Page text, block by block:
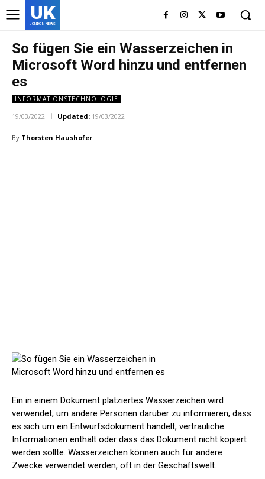
UK
LONDON NEWS
So fügen Sie ein Wasserzeichen in
Microsoft Word hinzu und entfernen
es
INFORMATIONSTECHNOLOGIE
19/03/2022 Updated: 19/03/2022
By Thorsten Haushofer
Ein in einem Dokument platziertes Wasserzeichen wird
verwendet, um andere Personen darüber zu informieren, dass
es sich um ein Entwurfsdokument handelt, vertrauliche
Informationen enthält oder dass das Dokument nicht kopiert
werden sollte. Wasserzeichen können auch für andere
Zwecke verwendet werden, oft in der Geschäftswelt.